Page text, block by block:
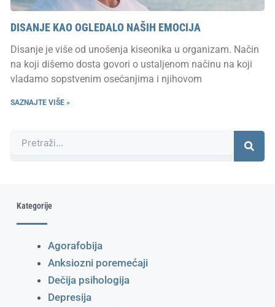
DISANJE KAO OGLEDALO NAŠIH EMOCIJA
Disanje je više od unošenja kiseonika u organizam. Način
na koji dišemo dosta govori o ustaljenom načinu na koji
vladamo sopstvenim osećanjima i njihovom
SAZNAJTE VIŠE »
Kategorije
Agorafobija
Anksiozni poremećaji
Dečija psihologija
Depresija